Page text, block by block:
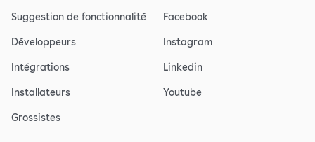
Suggestion de fonctionnalité
Développeurs
Intégrations
Installateurs
Grossistes
Facebook
Instagram
Linkedin
Youtube